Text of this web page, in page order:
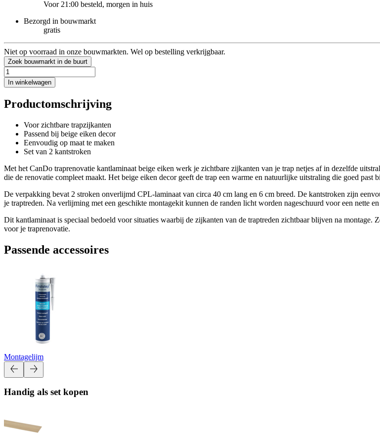
Voor 21:00 besteld, morgen in huis
Bezorgd in bouwmarkt
gratis
Niet op voorraad in onze bouwmarkten. Wel op bestelling verkrijgbaar.
Zoek bouwmarkt in de buurt
In winkelwagen
Productomschrijving
Voor zichtbare trapzijkanten
Passend bij beige eiken decor
Eenvoudig op maat te maken
Set van 2 kantstroken
Met het CanDo traprenovatie kantlaminaat beige eiken werk je zichtbare zijkanten van je trap netjes af in dezelfde
die de renovatie compleet maakt. Het beige eiken decor geeft de trap een warme en natuurlijke uitstraling die goed past
De verpakking bevat 2 stroken onverlijmd CPL-laminaat van circa 40 cm lang en 6 cm breed. De kantstroken zijn
je traptreden. Na verlijming met een geschikte montagekit kunnen de randen licht worden nageschuurd voor een nette
Dit kantlaminaat is speciaal bedoeld voor situaties waarbij de zijkanten van de traptreden zichtbaar blijven na montage.
voor je traprenovatie.
Passende accessoires
Montagelijm
Handig als set kopen